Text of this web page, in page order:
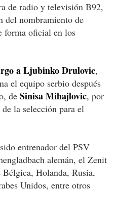
de radio y televisión B92,
del nombramiento de
forma oficial en los
a Ljubinko Drulovic,
el equipo serbio después
de Sinisa Mihajlovic, por
la selección para el
entrenador del PSV
alemán, el Zenit
Bélgica, Holanda, Rusia,
Unidos, entre otros